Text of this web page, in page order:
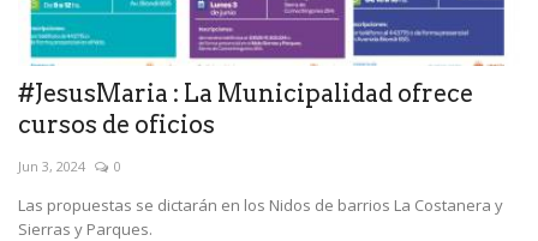
#JesusMaria : La Municipalidad ofrece
cursos de oficios
Jun 3, 2024 0
Las propuestas se dictarán en los Nidos de barrios La Costanera y
Sierras y Parques.